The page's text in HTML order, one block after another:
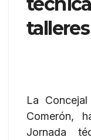
La
Comerón,
Jornada